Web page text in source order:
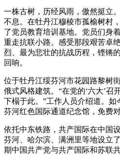
一株古树，历经风雨，傲然挺立
不息。在牡丹江穆棱市孤榆树村
了党员教育培训基地。党员们身
重走抗联小路。感受那段艰苦卓
烈、最为悲壮的抗战历程，铿锵
回响。
位于牡丹江绥芬河市花园路黎树
俄式风格建筑。“在党的‘六大’召
下榻于此。”工作人员介绍道。
芬河红色国际通道纪念馆，免费对
依托中东铁路，共产国际在中国
芬河、哈尔滨、满洲里等地设立
期中国共产党与共产国际和苏联